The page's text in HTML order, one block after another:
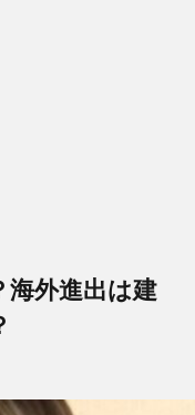
海外進出は建